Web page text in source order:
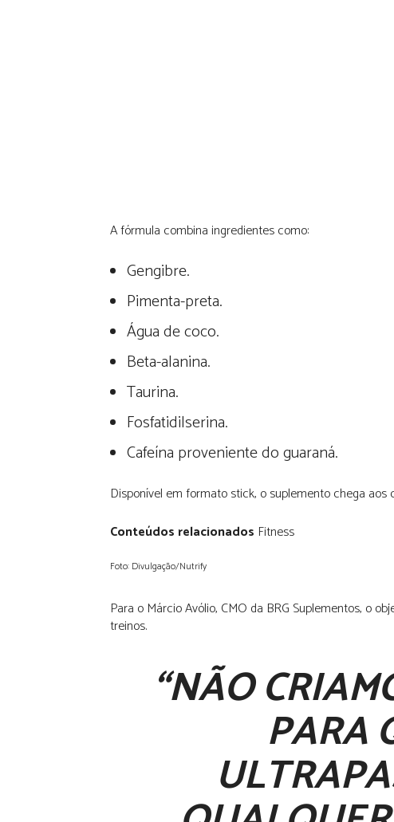
A fórmula combina ingredientes como:
Gengibre.
Pimenta-preta.
Água de coco.
Beta-alanina.
Taurina.
Fosfatidilserina.
Cafeína proveniente do guaraná.
Disponível em formato stick, o suplemento chega
Conteúdos relacionados Fitness
Foto: Divulgação/Nutrify
Para o Márcio Avólio, CMO da BRG Suplementos, o
treinos.
“NÃO
PARA